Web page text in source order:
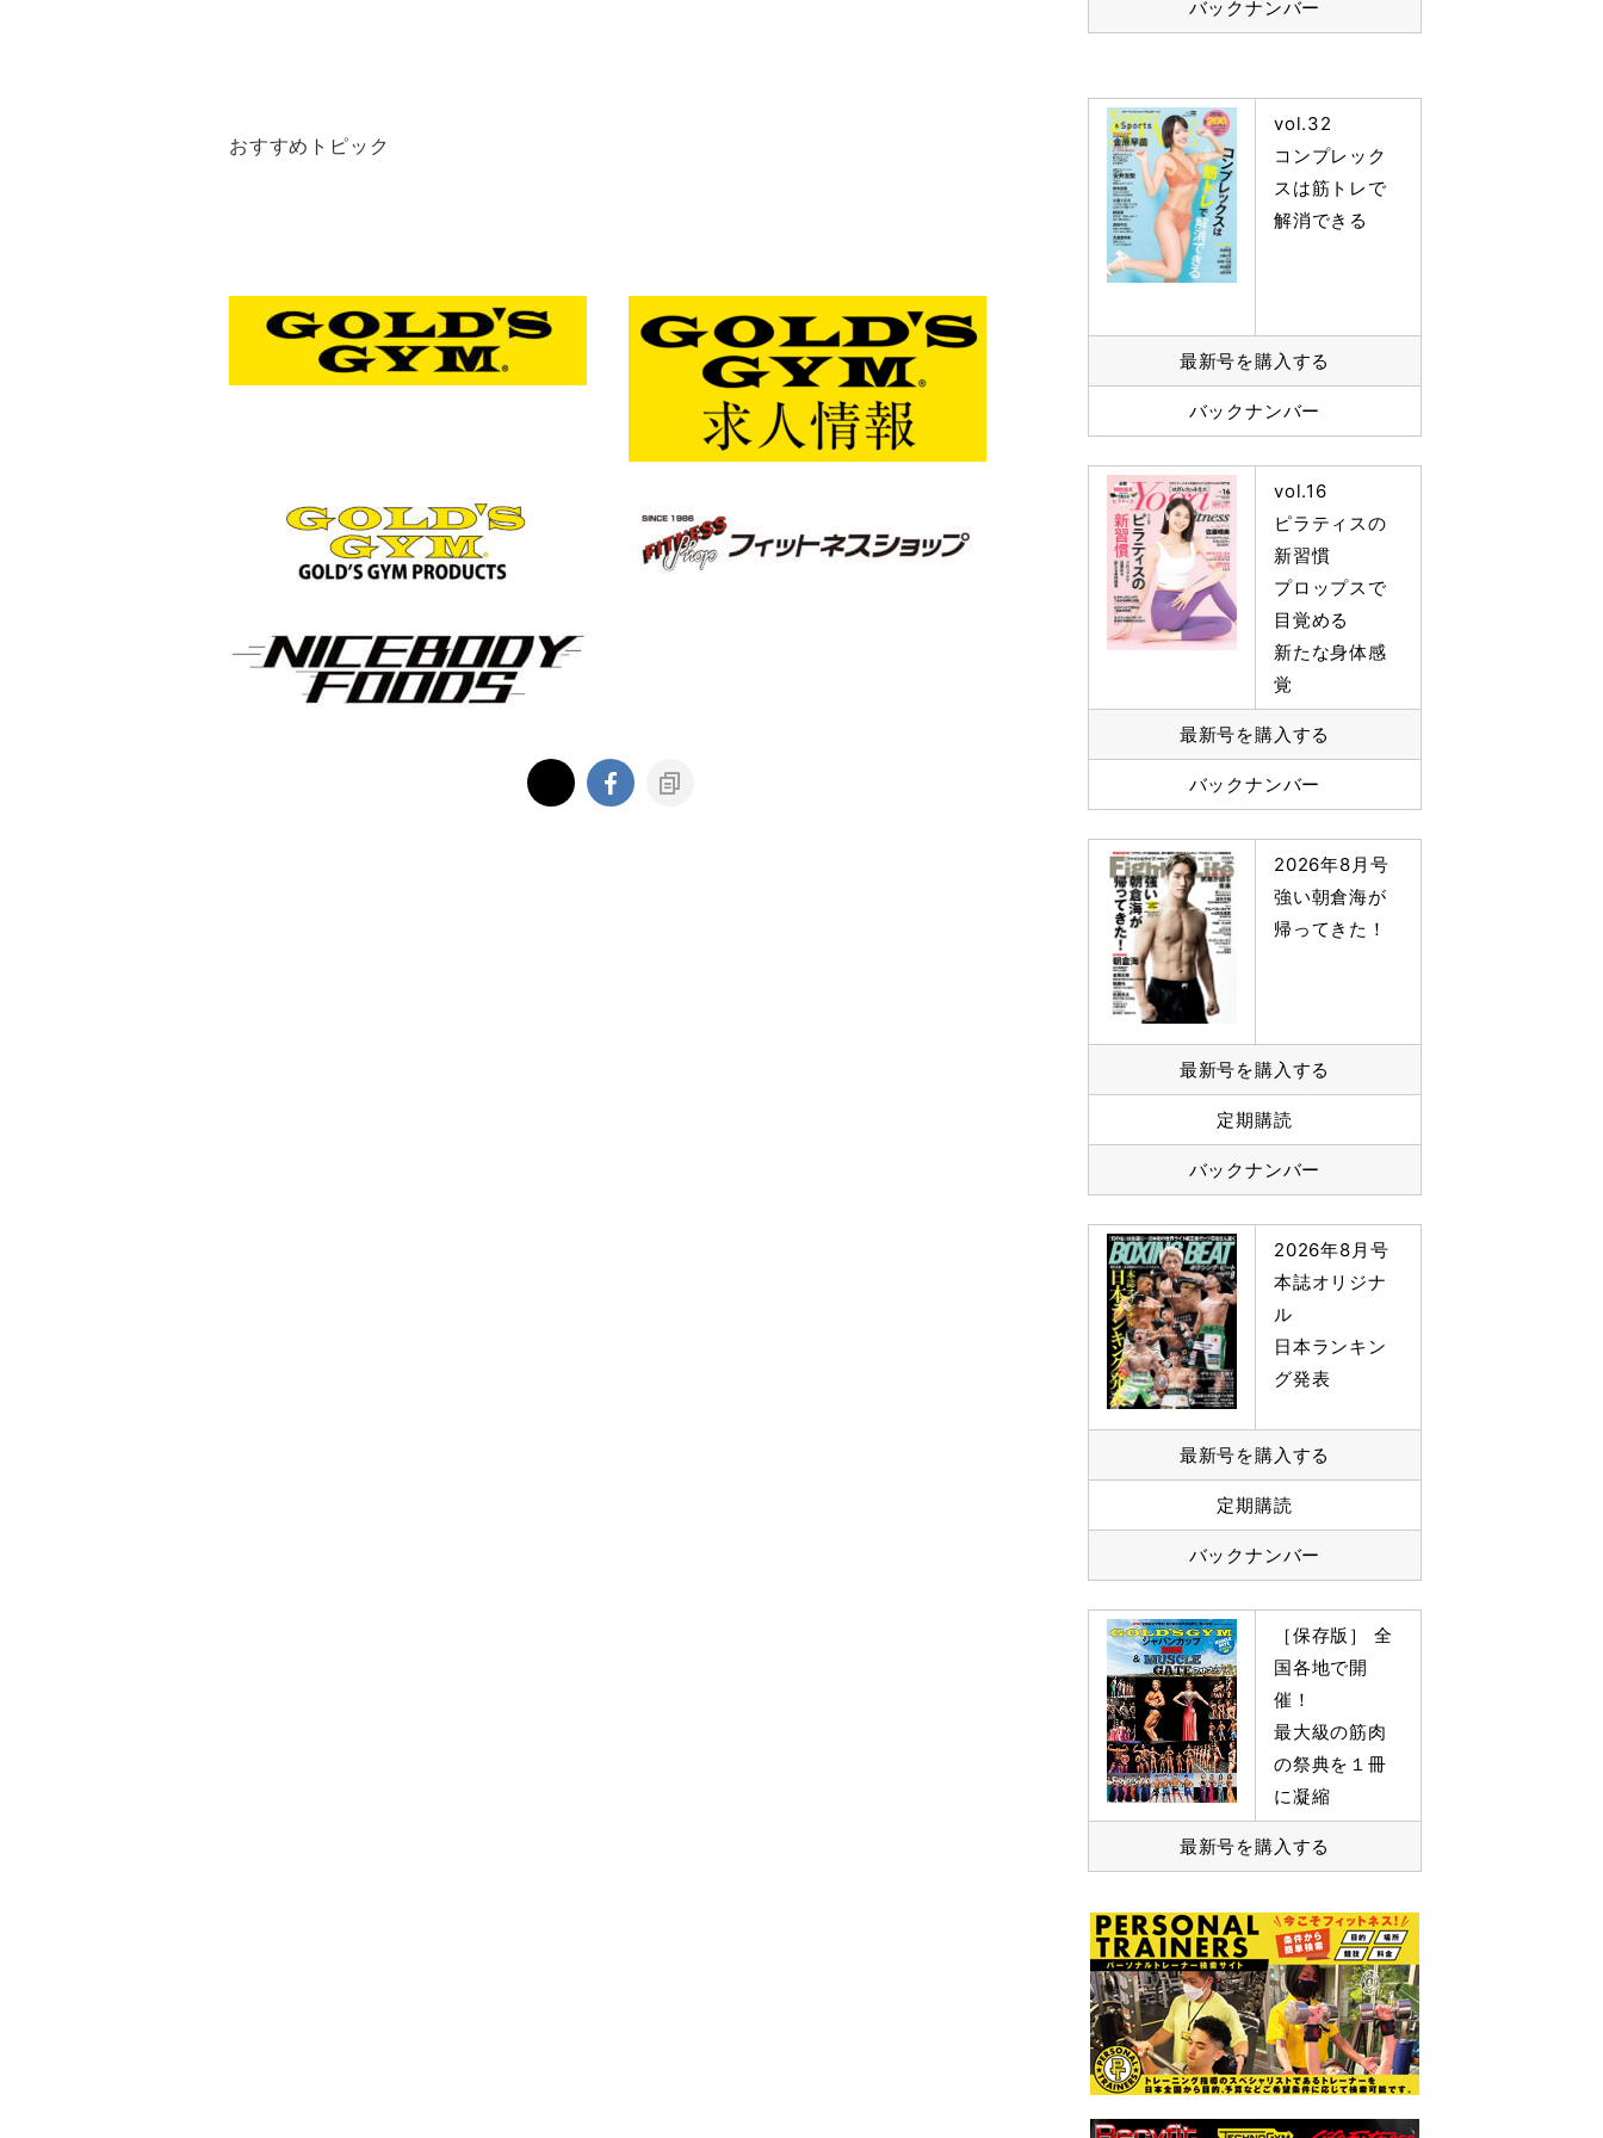
おすすめトピック
バックナンバー
vol.32
コンプレック
スは筋トレで
解消できる
最新号を購入する
バックナンバー
vol.16
ピラティスの
新習慣
プロップスで
目覚める
新たな身体感
覚
最新号を購入する
バックナンバー
2026年8月号
強い朝倉海が
帰ってきた！
最新号を購入する
定期購読
バックナンバー
2026年8月号
本誌オリジナ
ル
日本ランキン
グ発表
最新号を購入する
定期購読
バックナンバー
［保存版］ 全
国各地で開
催！
最大級の筋肉
の祭典を１冊
に凝縮
最新号を購入する